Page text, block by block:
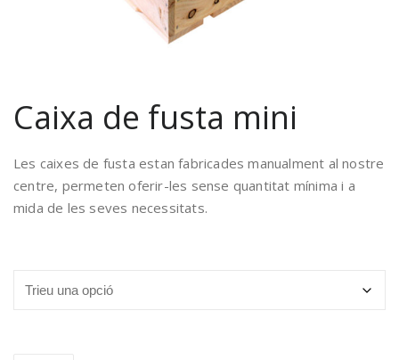
Caixa de fusta mini
Les caixes de fusta estan fabricades manualment al nostre
centre, permeten oferir-les sense quantitat mínima i a
mida de les seves necessitats.